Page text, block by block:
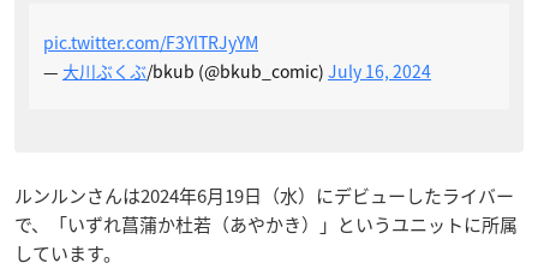
pic.twitter.com/F3YlTRJyYM
— 大川ぶくぶ/bkub (@bkub_comic) July 16, 2024
ルンルンさんは2024年6月19日（水）にデビューしたライバー
で、「いずれ菖蒲か杜若（あやかき）」というユニットに所属
しています。